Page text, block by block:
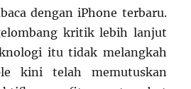
dengan iPhone terbaru.
kritik lebih lanjut
itu tidak melangkah
kini telah memutuskan